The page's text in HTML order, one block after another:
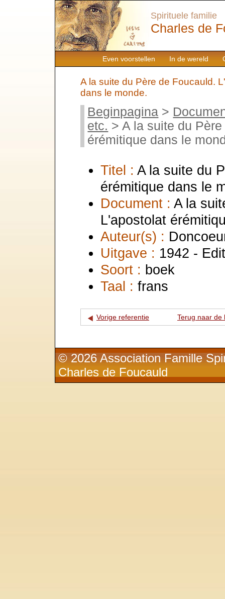
Even voorstellen In de wereld
Spirituele familie
Charles de
A la suite du Père de Foucauld.
dans le monde.
Beginpagina >
etc. > A la suite du
érémitique dans le
Titel : A la suite du
érémitique dans le
Document : A la
L'apostolat
Auteur(s) :
Uitgave : 1942 -
Soort : boek
Taal : frans
Vorige referentie Terug naar de
© 2026 Association Famille
Charles de Foucauld